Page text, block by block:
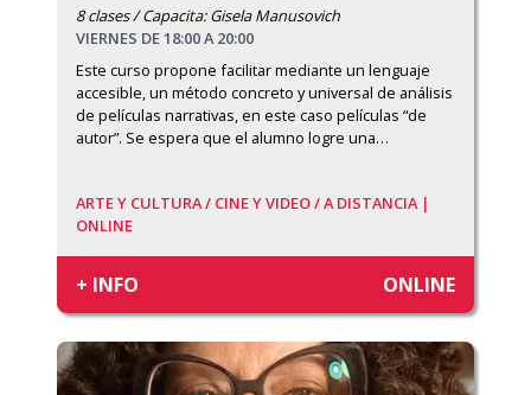
8 clases / Capacita: Gisela Manusovich
VIERNES DE 18:00 A 20:00
Este curso propone facilitar mediante un lenguaje
accesible, un método concreto y universal de análisis
de películas narrativas, en este caso películas “de
autor”. Se espera que el alumno logre una…
ARTE Y CULTURA / CINE Y VIDEO /A DISTANCIA |
ONLINE
+ INFO ONLINE